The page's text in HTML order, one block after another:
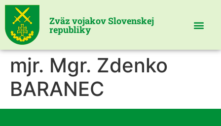
Zväz vojakov Slovenskej
republiky
mjr. Mgr. Zdenko
BARANEC